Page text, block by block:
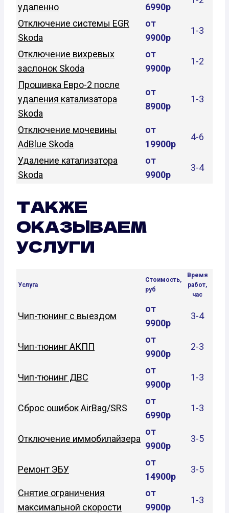
удаленно 6990р
Отключение системы EGR
Skoda
от
9900р
1-3
Отключение вихревых
заслонок Skoda
от
9900р
1-2
Прошивка Евро-2 после
удаления катализатора
Skoda
от
8900р
1-3
Отключение мочевины
AdBlue Skoda
от
19900р
4-6
Удаление катализатора
Skoda
от
9900р
3-4
ТАКЖЕ
ОКАЗЫВАЕМ
УСЛУГИ
Услуга
Стоимость,
руб
Время
работ,
час
Чип-тюнинг с выездом
от
9900р
3-4
Чип-тюнинг АКПП
от
9900р
2-3
Чип-тюнинг ДВС
от
9900р
1-3
Сброс ошибок AirBag/SRS
от
6990р
1-3
Отключение иммобилайзера
от
9900р
3-5
Ремонт ЭБУ
от
14900р
3-5
Снятие ограничения
максимальной скорости
от
9900р
1-3